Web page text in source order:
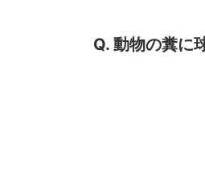
Q. 動物の糞に